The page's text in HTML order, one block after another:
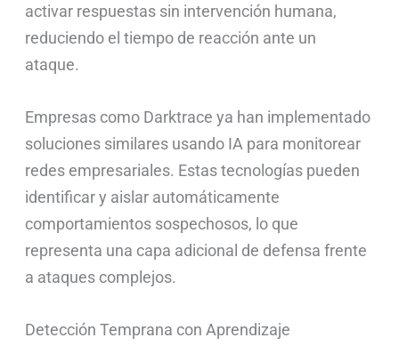
activar respuestas sin intervención humana,
reduciendo el tiempo de reacción ante un
ataque.
Empresas como Darktrace ya han implementado
soluciones similares usando IA para monitorear
redes empresariales. Estas tecnologías pueden
identificar y aislar automáticamente
comportamientos sospechosos, lo que
representa una capa adicional de defensa frente
a ataques complejos.
Detección Temprana con Aprendizaje